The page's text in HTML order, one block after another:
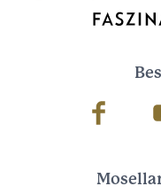
Facebook